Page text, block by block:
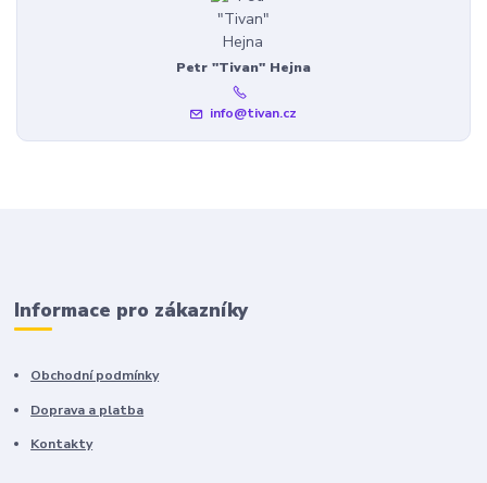
Petr "Tivan" Hejna
info@tivan.cz
Informace pro zákazníky
Obchodní podmínky
Doprava a platba
Kontakty